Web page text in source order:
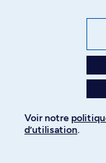
Besoin
Voir notre
d’utilisation.